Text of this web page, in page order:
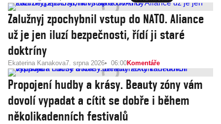
Zalužnyj zpochybnil vstup do NATO. Aliance
už je jen iluzí bezpečnosti, řídí ji staré
doktríny
Ekaterina Kanakova7. srpna 2026 06:00Komentáře
Propojení hudby a krásy. Beauty zóny vám
dovolí vypadat a cítit se dobře i během
několikadenních festivalů